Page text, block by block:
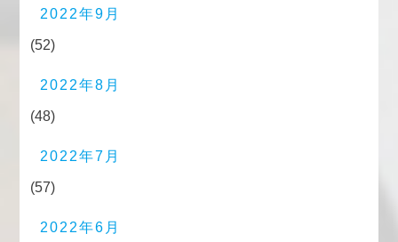
2022年9月
(52)
2022年8月
(48)
2022年7月
(57)
2022年6月